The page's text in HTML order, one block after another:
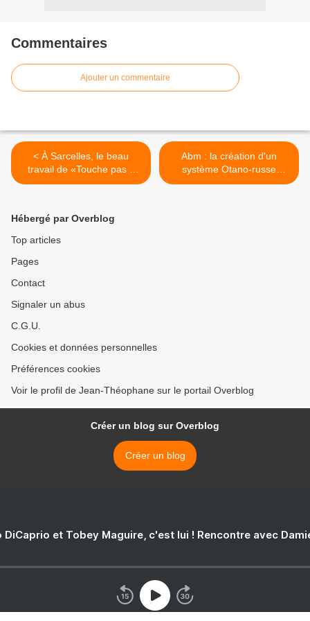
Commentaires
Ajouter un commentaire
< À Sarcelles, le beau
travail de «Touche pas à
mon pote !» et de «Sos
des politiques occidentales.
Abm : la création d'un
système Otano-russe
"Possible" (Varsovie) >
Hébergé par Overblog
Top articles
Pages
Contact
Signaler un abus
C.G.U.
Cookies et données personnelles
Préférences cookies
Voir le profil de Jean-Théophane sur le portail Overblog
Créer un blog sur Overblog
Créer un blog
DiCaprio et Tobey Maguire, c'est lui ! Rencontre avec